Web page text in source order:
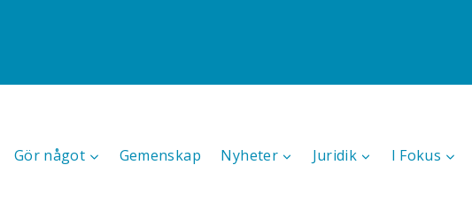
Gör något Gemenskap Nyheter Juridik I Fokus